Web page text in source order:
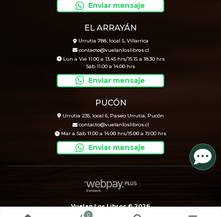
Enviar mensaje
EL ARRAYÁN
Urrutia 788, local 5, Villarrica
contacto@vuelanloslibros.cl
Lun a Vie 11.00 a 13.45 hrs/15.15 a 18.30 hrs
Sáb 11.00 a 14.00 hrs
Enviar mensaje
PUCÓN
Urrutia 235, local 6, Paseo Urrutia, Pucón
contacto@vuelanloslibros.cl
Mar a Sáb 11.00 a 14.00 hrs/15.00 a 19.00 hrs
Enviar mensaje
Vuelan Los Libros © 2026
0